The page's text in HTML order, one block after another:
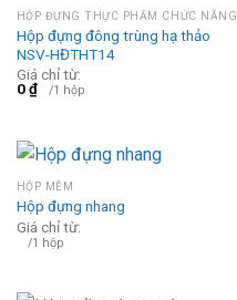
HỘP ĐỰNG THỰC PHẨM CHỨC NĂNG
Hộp đựng đông trùng hạ thảo
NSV-HĐTHT14
Giá chỉ từ:
0₫ /1 hộp
HỘP MỀM
Hộp đựng nhang
Giá chỉ từ:
/1 hộp